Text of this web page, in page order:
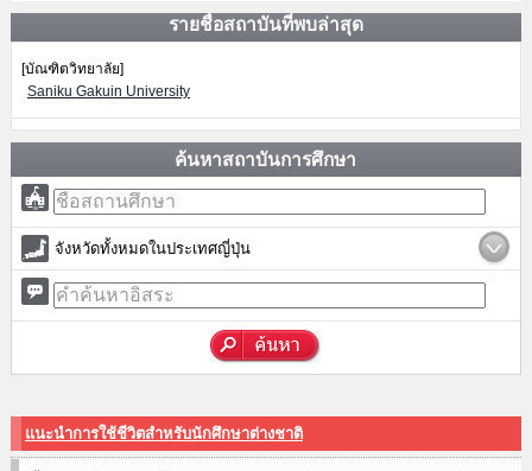
รายชื่อสถาบันที่พบล่าสุด
[บัณฑิตวิทยาลัย]
Saniku Gakuin University
ค้นหาสถาบันการศึกษา
จังหวัดทั้งหมดในประเทศญี่ปุ่น
แนะนำการใช้ชีวิตสำหรับนักศึกษาต่างชาติ